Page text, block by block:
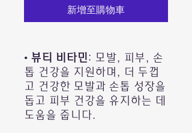
新增至購物車
• 뷰티 비타민: 모발, 피부, 손
톱 건강을 지원하며, 더 두껍
고 건강한 모발과 손톱 성장을
돕고 피부 건강을 유지하는 데
도움을 줍니다.